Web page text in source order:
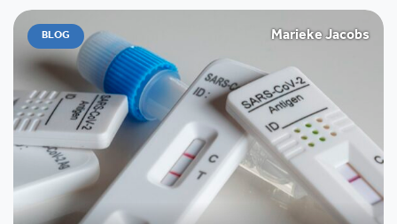
BLOG Marieke Jacobs